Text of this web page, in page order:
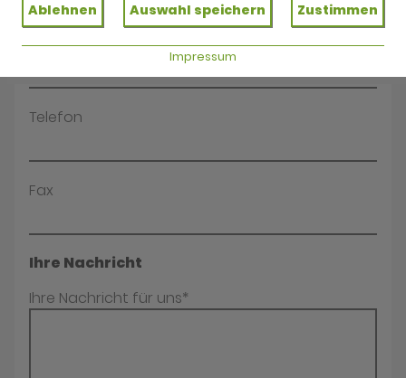
Ablehnen Auswahl speichern Zustimmen
Impressum
E-Mail*
Telefon
Fax
Ihre Nachricht
Ihre Nachricht für uns*